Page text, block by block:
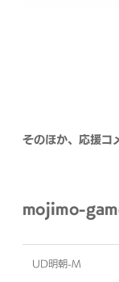
そのほか、応援コ
mojimo-
UD明朝-M